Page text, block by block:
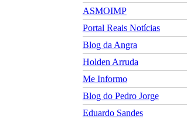
ASMOIMP
Portal Reais Notí­cias
Blog da Angra
Holden Arruda
Me Informo
Blog do Pedro Jorge
Eduardo Sandes